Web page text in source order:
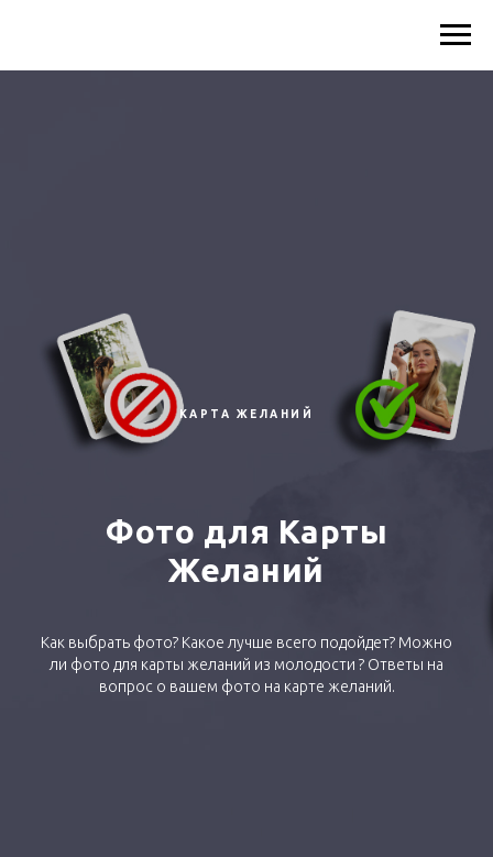
КАРТА ЖЕЛАНИЙ
Фото для Карты
Желаний
Как выбрать фото? Какое лучше всего подойдет? Можно
ли фото для карты желаний из молодости ? Ответы на
вопрос о вашем фото на карте желаний.